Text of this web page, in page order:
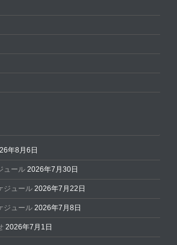
年8月6日
ュール 2026年7月30日
ジュール 2026年7月22日
ジュール 2026年7月8日
2026年7月1日